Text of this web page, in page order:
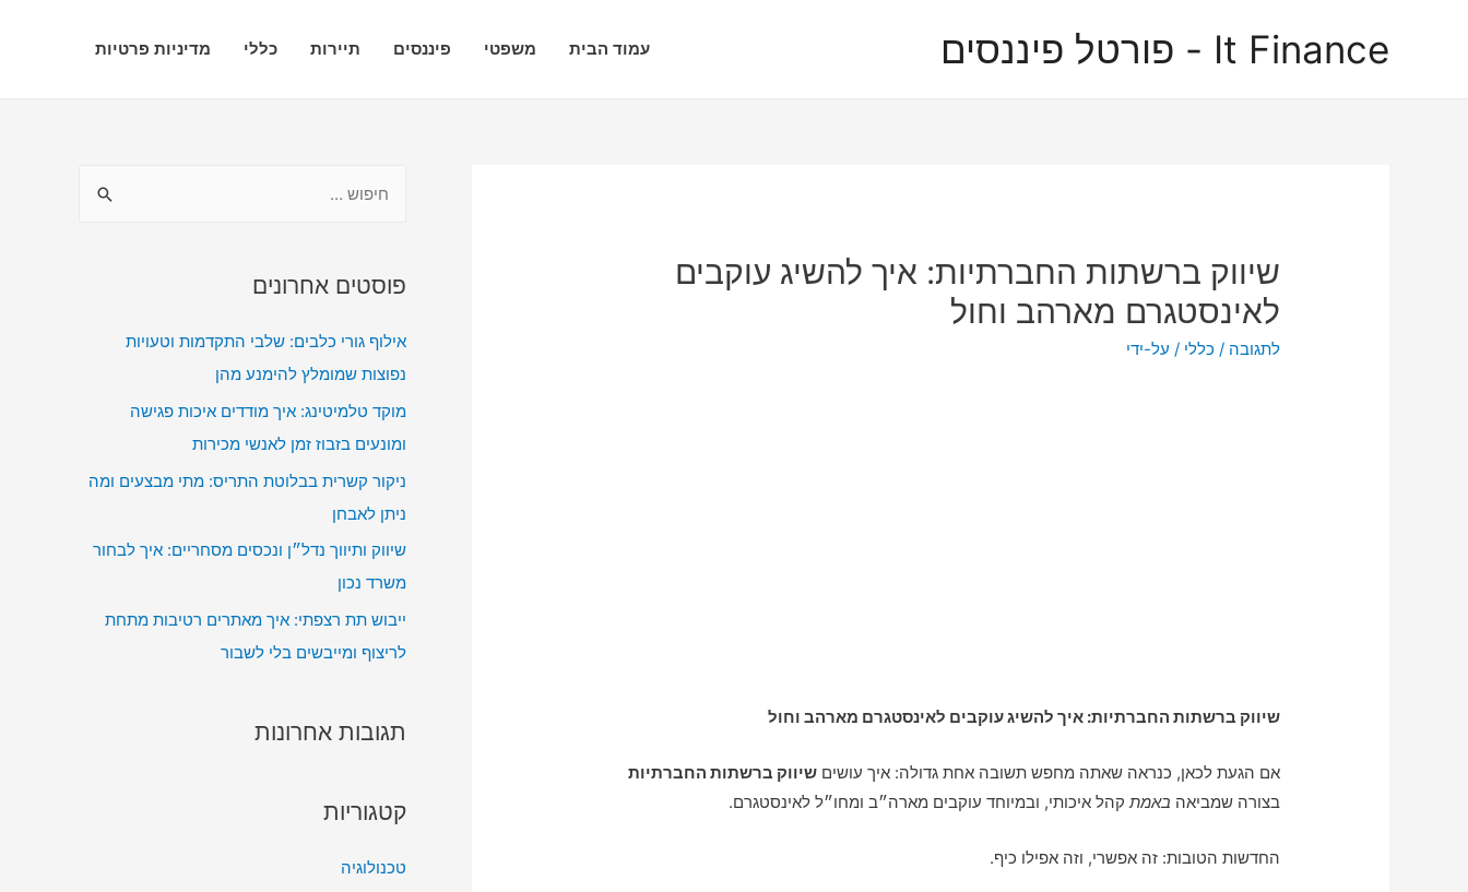
It Finance - פורטל פיננסים עמוד הבית משפטי פיננסים תיירות כללי מדיניות פרטיות
שיווק ברשתות החברתיות: איך להשיג עוקבים
לאינסטגרם מארהב וחול
לתגובה / כללי / על-ידי
שיווק ברשתות החברתיות: איך להשיג עוקבים לאינסטגרם מארהב וחול
אם הגעת לכאן, כנראה שאתה מחפש תשובה אחת גדולה: איך עושיםשיווק ברשתות החברתיות
בצורה שמביאה באמתקהל איכותי, ובמיוחד עוקבים מארה״ב ומחו״ל לאינסטגרם.
החדשות הטובות: זה אפשרי, וזה אפילו כיף.
ו
:
פוסטים אחרונים
אילוף גורי כלבים: שלבי התקדמות וטעויות
נפוצות שמומלץ להימנע מהן
מוקד טלמיטינג: איך מודדים איכות פגישה
ומונעים בזבוז זמן לאנשי מכירות
ניקור קשרית בבלוטת התריס: מתי מבצעים ומה
ניתן לאבחן
שיווק ותיווך נדל״ן ונכסים מסחריים: איך לבחור
משרד נכון
ייבוש תת רצפתי: איך מאתרים רטיבות מתחת
לריצוף ומייבשים בלי לשבור
תגובות אחרונות
קטגוריות
טכנולוגיה